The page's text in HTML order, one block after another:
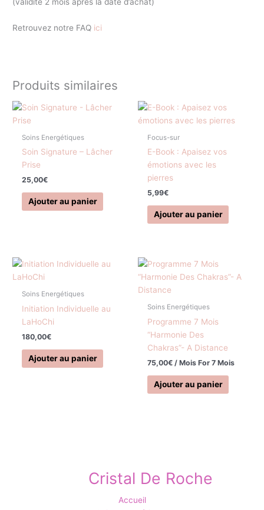
Retrouvez notre FAQ ici
Produits similaires
Soins Energétiques
Soin Signature – Lâcher
Prise
25,00€
Ajouter au panier
Focus-sur
E-Book : Apaisez vos
émotions avec les
pierres
5,99€
Ajouter au panier
Soins Energétiques
Initiation Individuelle au
LaHoChi
180,00€
Ajouter au panier
Soins Energétiques
Programme 7 Mois
“Harmonie Des
Chakras”- A Distance
75,00€ / MoisFor 7 Mois
Ajouter au panier
Cristal De Roche
Accueil